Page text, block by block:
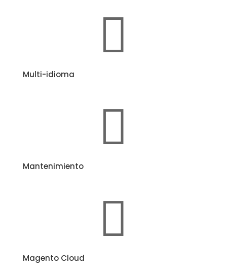

Multi-idioma

Mantenimiento

Magento Cloud